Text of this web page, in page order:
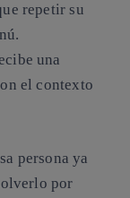
repetir su
una
el contexto
persona ya
por